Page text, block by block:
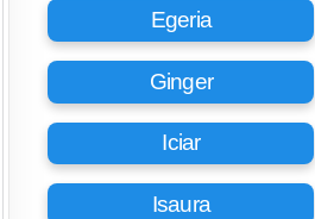
Egeria
Ginger
Iciar
Isaura